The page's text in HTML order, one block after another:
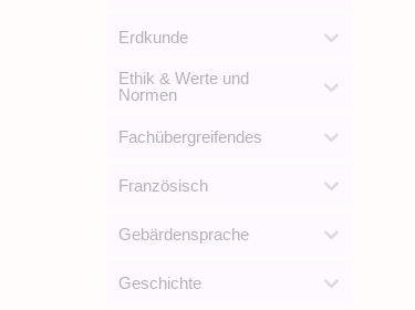
Erdkunde
Ethik & Werte und
Normen
Fachübergreifendes
Französisch
Gebärdensprache
Geschichte